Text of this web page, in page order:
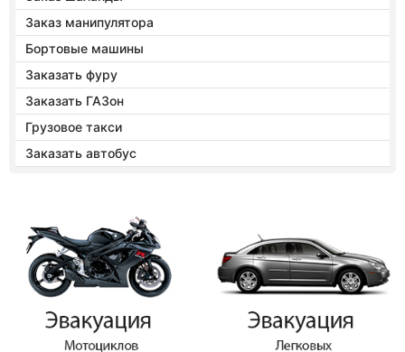
Заказ манипулятора
Бортовые машины
Заказать фуру
Заказать ГАЗон
Грузовое такси
Заказать автобус